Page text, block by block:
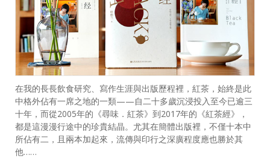
在我的長長飲食研究、寫作生涯與出版歷程裡，紅茶，始終是此
中格外佔有一席之地的一類——自二十多歲沉浸投入至今已逾三
十年，而從2005年的《尋味．紅茶》到2017年的《紅茶經》，
都是這漫漫行途中的珍貴結晶。尤其在簡體出版裡，不僅十本中
所佔有二，且兩本加起來，流傳與印行之深廣程度應也勝於其
他……